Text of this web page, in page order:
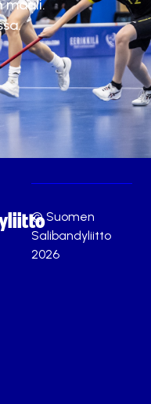
maali.
© Suomen
Salibandyliitto
2026